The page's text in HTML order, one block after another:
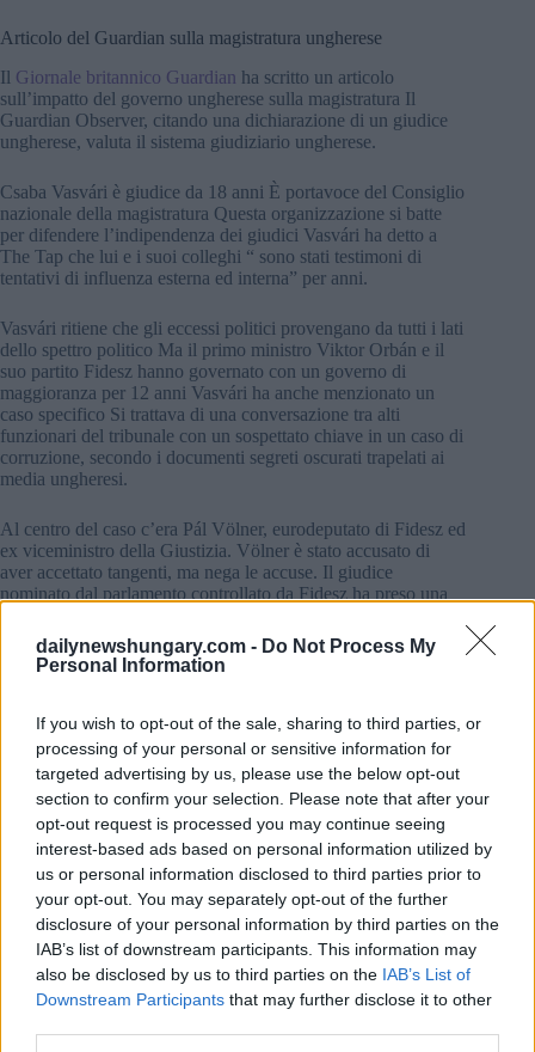
dailynewshungary.com - Do Not Process My
Personal Information
If you wish to opt-out of the sale, sharing to third parties, or
processing of your personal or sensitive information for
targeted advertising by us, please use the below opt-out
section to confirm your selection. Please note that after your
opt-out request is processed you may continue seeing
interest-based ads based on personal information utilized by
us or personal information disclosed to third parties prior to
your opt-out. You may separately opt-out of the further
disclosure of your personal information by third parties on the
IAB’s list of downstream participants. This information may
also be disclosed by us to third parties on the IAB’s List of
Downstream Participants that may further disclose it to other
Articolo del Guardian sulla magistratura ungherese
Il Giornale britannico Guardian ha scritto un articolo
sull’impatto del governo ungherese sulla magistratura Il
Guardian Observer, citando una dichiarazione di un giudice
ungherese, valuta il sistema giudiziario ungherese.
Csaba Vasvári è giudice da 18 anni È portavoce del Consiglio
nazionale della magistratura Questa organizzazione si batte
per difendere l’indipendenza dei giudici Vasvári ha detto a
The Tap che lui e i suoi colleghi “ sono stati testimoni di
tentativi di influenza esterna ed interna” per anni.
Vasvári ritiene che gli eccessi politici provengano da tutti i lati
dello spettro politico Ma il primo ministro Viktor Orbán e il
suo partito Fidesz hanno governato con un governo di
maggioranza per 12 anni Vasvári ha anche menzionato un
caso specifico Si trattava di una conversazione tra alti
funzionari del tribunale con un sospettato chiave in un caso di
corruzione, secondo i documenti segreti oscurati trapelati ai
media ungheresi.
Al centro del caso c’era Pál Völner, eurodeputato di Fidesz ed
ex viceministro della Giustizia. Völner è stato accusato di
aver accettato tangenti, ma nega le accuse. Il giudice
nominato dal parlamento controllato da Fidesz ha preso una
segreta, non solo da parte del pubblico ma anche dei colleghi
giudici.
Leggi anche
Il governo ha preso intere strade e piazze dal
consiglio comunale di Budapest
Il giudice Vasvári lamenta inoltre che il presidente dell’Ufficio
nazionale della magistratura (NCOJ) non rende trasparenti le
nomine giudiziarie Il presidente della Corte è responsabile, tra
l’altro, della gestione del sistema giudiziario ungherese
Questo è troppo potere, secondo la Commissione europea e il
Consiglio europeo.
È anche preoccupante che amici relativamente non qualificati